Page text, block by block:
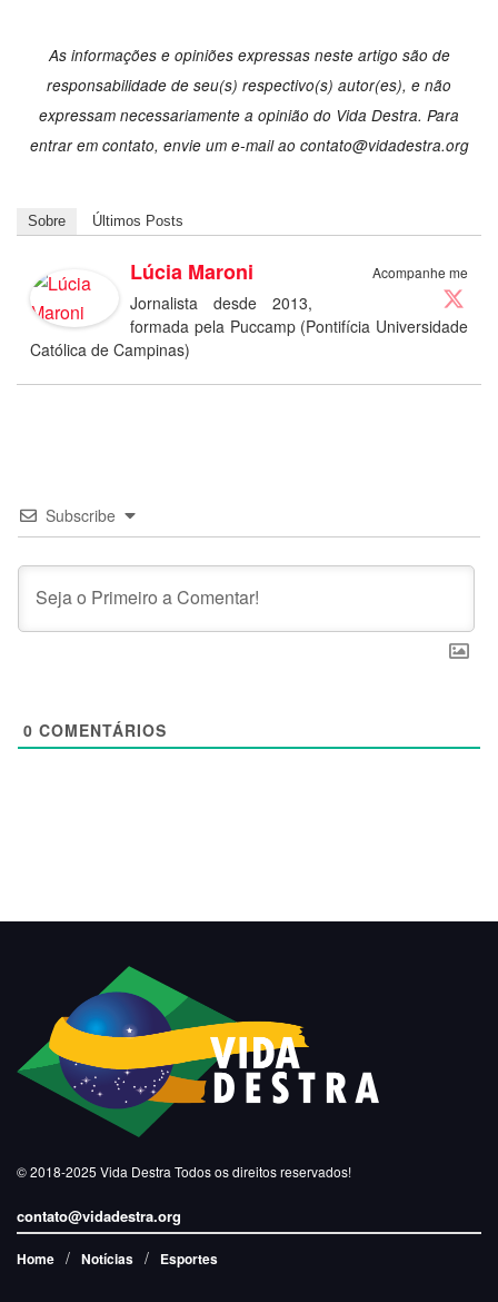
As informações e opiniões expressas neste artigo são de
responsabilidade de seu(s) respectivo(s) autor(es), e não
expressam necessariamente a opinião do Vida Destra. Para
entrar em contato, envie um e-mail ao contato@vidadestra.org
Sobre Últimos Posts
Acompanhe me
Lúcia Maroni
Jornalista desde 2013,
formada pela Puccamp (Pontifícia Universidade
Católica de Campinas)
Subscribe
0 COMENTÁRIOS
© 2018-2025 Vida Destra Todos os direitos reservados!
contato@vidadestra.org
Home Notícias Esportes